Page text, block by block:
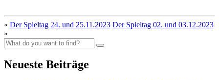
« Der Spieltag 24. und 25.11.2023 Der Spieltag 02. und 03.12.2023
»
Neueste Beiträge